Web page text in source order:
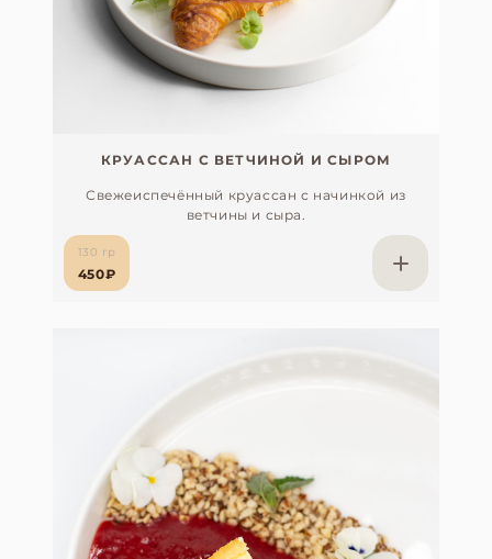
КРУАССАН С ВЕТЧИНОЙ И СЫРОМ
Свежеиспечённый круассан с начинкой из
ветчины и сыра.
130 гр
450₽